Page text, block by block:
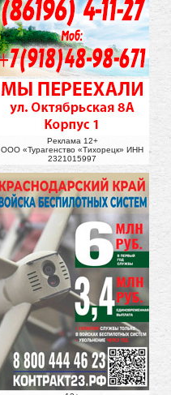
Реклама 12+
ООО «Турагенство «Тихорецк» ИНН
2321015997